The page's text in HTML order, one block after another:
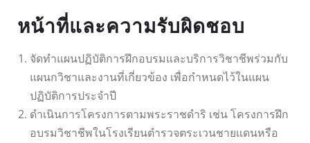
หน้าที่และความรับผิดชอบ
จัดทำแผนปฏิบัติการฝึกอบรมและบริการวิชาชีพร่วมกับ
แผนกวิชาและงานที่เกี่ยวข้อง เพื่อกำหนดไว้ในแผน
ปฏิบัติการประจำปี
ดำเนินการโครงการตามพระราชดำริ เช่น โครงการฝึก
อบรมวิชาชีพในโรงเรียนตำรวจตระเวนชายแดนหรือ